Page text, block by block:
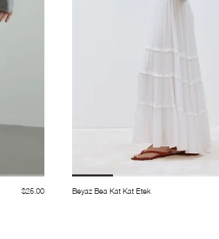
$25.00 Beyaz Bea Kat Kat Etek